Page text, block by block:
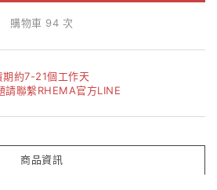
購物車 94 次
期約7-21個工作天
請聯繫RHEMA官方LINE
商品資訊